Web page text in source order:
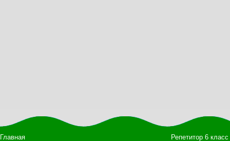
Главная Репетитор 6 класс